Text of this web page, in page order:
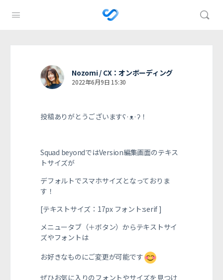
Nozomi / CX：オンボーディング
2022年6月9日 15:30
投稿ありがとうございますʕ·ᴥ·ʔ！
Squad beyondではVersion編集画面のテキス
トサイズが
デフォルトでスマホサイズとなっておりま
す！
[テキストサイズ：17px フォント:serif ]
メニュータブ（＋ボタン）からテキストサイ
ズやフォントは
お好きなものにご変更が可能です
ぜひお気に入りのフォントやサイズを見つけ